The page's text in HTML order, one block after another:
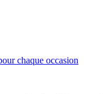
chaque occasion